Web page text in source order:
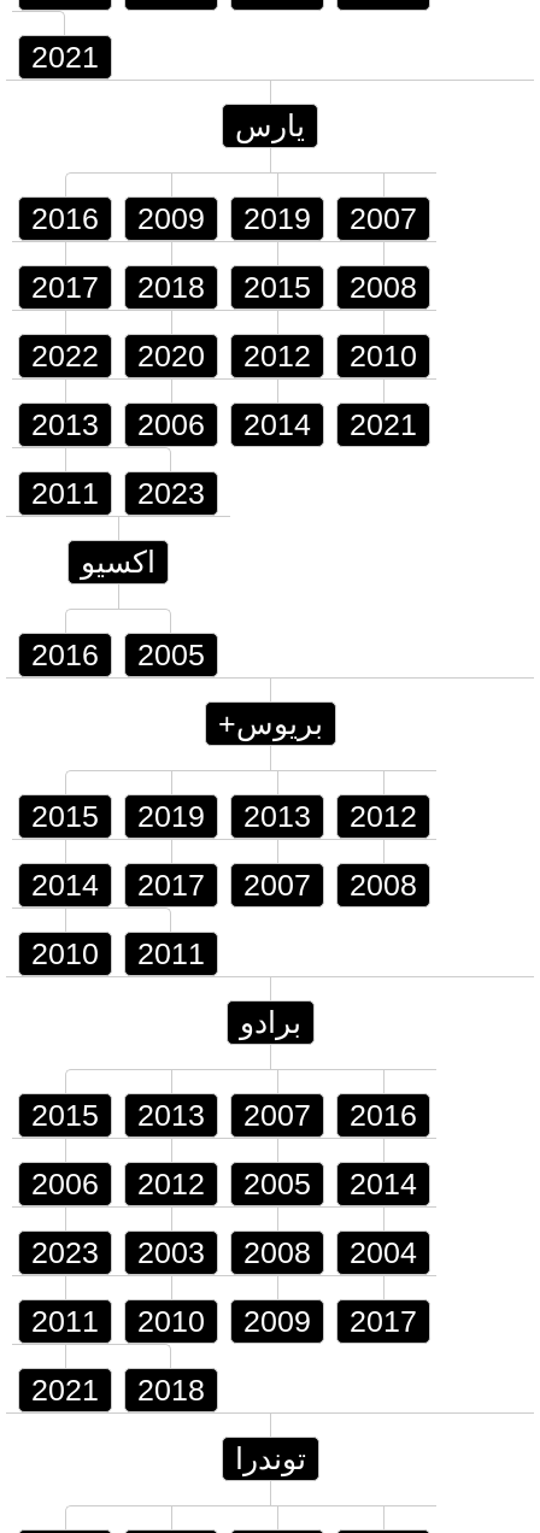
2021
يارس
2016 2009 2019 2007
2017 2018 2015 2008
2022 2020 2012 2010
2013 2006 2014 2021
2011 2023
اكسيو
2016 2005
بريوس+
2015 2019 2013 2012
2014 2017 2007 2008
2010 2011
برادو
2015 2013 2007 2016
2006 2012 2005 2014
2023 2003 2008 2004
2011 2010 2009 2017
2021 2018
توندرا